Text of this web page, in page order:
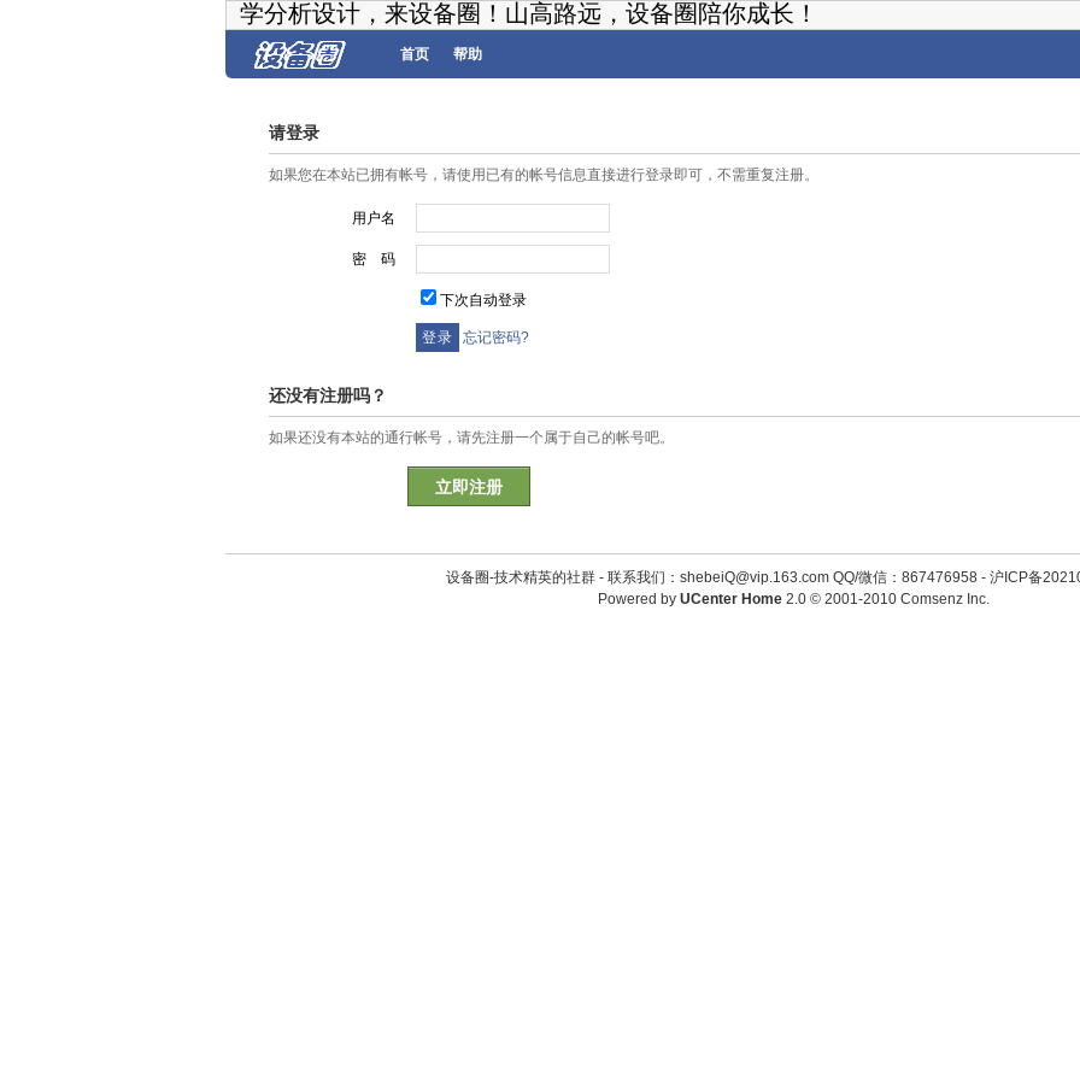
学分析设计，来设备圈！山高路远，设备圈陪你成长！
首页 帮助
请登录
如果您在本站已拥有帐号，请使用已有的帐号信息直接进行登录即可，不需重复注册。
用户名
密 码
下次自动登录
忘记密码?
还没有注册吗？
如果还没有本站的通行帐号，请先注册一个属于自己的帐号吧。
立即注册
设备圈-技术精英的社群 - 联系我们：shebeiQ@vip.163.com QQ/微信：867476958- 沪ICP备
Powered by UCenter Home 2.0© 2001-2010 Comsenz Inc.